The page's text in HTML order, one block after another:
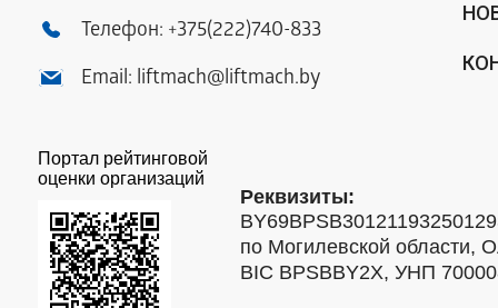
Телефон: +375(222)740-833
Email: liftmach@liftmach.by
Портал рейтинговой
оценки организаций
Реквизиты:
по Могилевской области,
BIC BPSBBY2X, УНП